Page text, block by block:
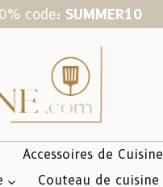
code: SUMMER10
Accessoires de Cuisine
Couteau de cuisine